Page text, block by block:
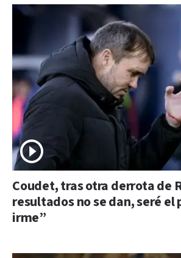
Coudet, tras otra derrota de
resultados no se dan, seré el
irme”